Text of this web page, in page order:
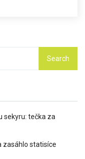
sekyru: tečka za
zasáhlo statisíce